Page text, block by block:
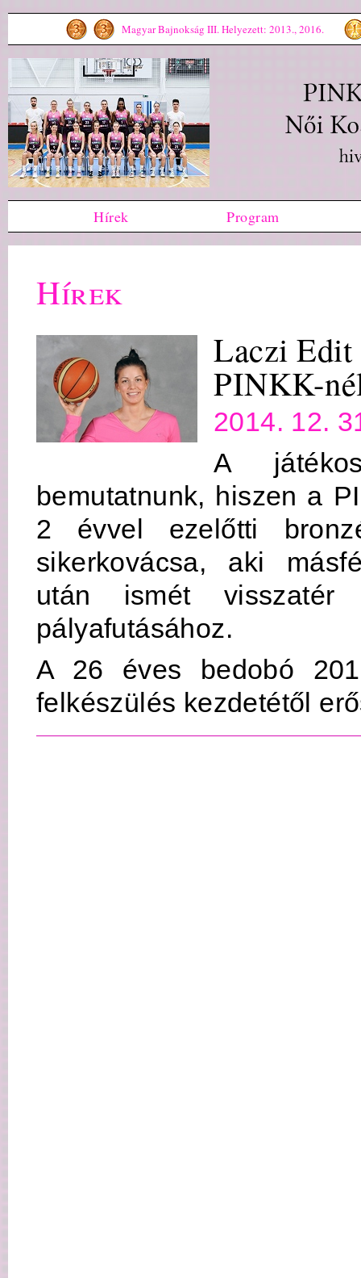
Magyar Bajnokság III. Helyezett: 2013., 2016.
Hírek Program
Hírek
Laczi Edit
PINKK-
2014. 12.
A
bemutatnunk, hiszen a
2 évvel ezelőtti
sikerkovácsa, aki
után ismét visszatér
pályafutásához.
A 26 éves bedobó
felkészülés kezdetétől